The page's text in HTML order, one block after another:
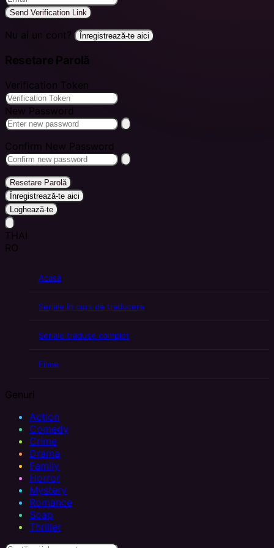
Send Verification Link
Nu ai un cont? Înregistrează-te aici
Resetare Parolă
Verification Token
New Password
Confirm New Password
Resetare Parolă
Înregistrează-te aici
Loghează-te
THAI
RO
Acasă
Seriale în curs de traducere
Seriale traduse complet
Filme
Genuri
Action
Comedy
Crime
Drama
Family
Horror
Mystery
Romance
Soap
Thriller